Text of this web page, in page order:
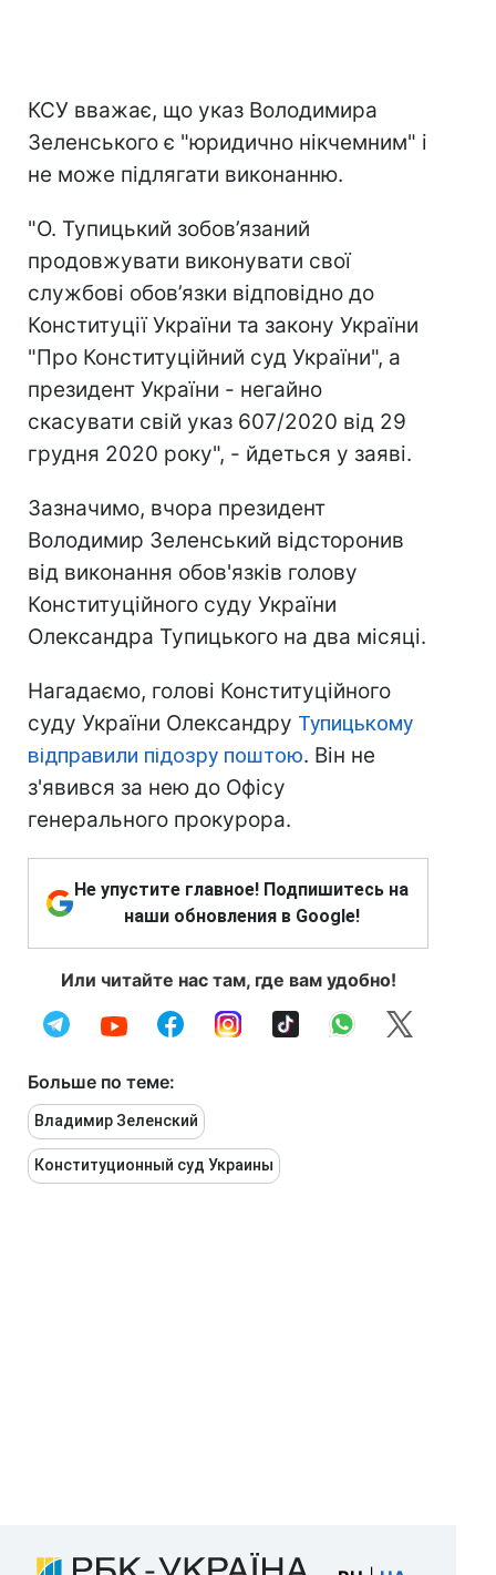
КСУ вважає, що указ Володимира
Зеленського є "юридично нікчемним" і
не може підлягати виконанню.
"О. Тупицький зобов’язаний
продовжувати виконувати свої
службові обов’язки відповідно до
Конституції України та закону України
"Про Конституційний суд України", а
президент України - негайно
скасувати свій указ 607/2020 від 29
грудня 2020 року", - йдеться у заяві.
Зазначимо, вчора президент
Володимир Зеленський відсторонив
від виконання обов'язків голову
Конституційного суду України
Олександра Тупицького на два місяці.
Нагадаємо, голові Конституційного
суду України Олександру Тупицькому
відправили підозру поштою. Він не
з'явився за нею до Офісу
генерального прокурора.
Не упустите главное! Подпишитесь на
наши обновления в Google!
Или читайте нас там, где вам удобно!
Больше по теме:
Владимир Зеленский
Конституционный суд Украины